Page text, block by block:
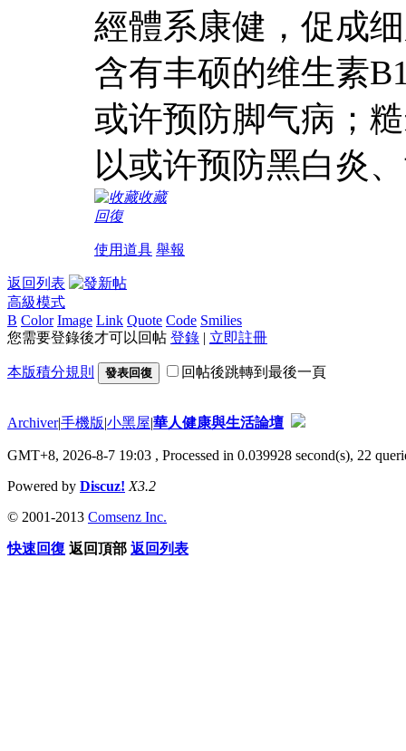
經體系康健，促成
含有丰硕的维生素
或许预防脚气病；
以或许预防黑白炎
收藏
回復
使用道具 舉報
返回列表
高級模式
B Color Image Link Quote Code Smilies
您需要登錄後才可以回帖 登錄 | 立即註冊
本版積分規則 發表回復 回帖後跳轉到最後一頁
Archiver|手機版|小黑屋|華人健康與生活論壇
GMT+8, 2026-8-7 19:03 , Processed in 0.039928 second(s), 22
Powered by Discuz! X3.2
© 2001-2013 Comsenz Inc.
快速回復 返回頂部 返回列表